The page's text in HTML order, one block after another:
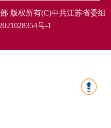
版权所有(C)中共江苏省委组
号-1